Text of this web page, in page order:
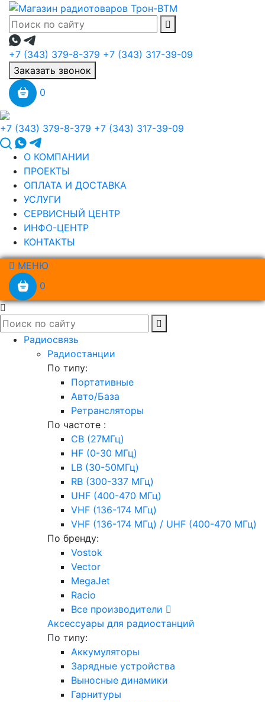
+7 (343) 379-8-379 +7 (343) 317-39-09
Заказать звонок
0
+7 (343) 379-8-379 +7 (343) 317-39-09
О КОМПАНИИ
ПРОЕКТЫ
ОПЛАТА И ДОСТАВКА
УСЛУГИ
СЕРВИСНЫЙ ЦЕНТР
ИНФО-ЦЕНТР
КОНТАКТЫ
МЕНЮ
0
Радиосвязь
Радиостанции
По типу:
Портативные
Авто/База
Ретрансляторы
По частоте :
CB (27МГц)
HF (0-30 МГц)
LB (30-50МГц)
RB (300-337 МГц)
UHF (400-470 МГц)
VHF (136-174 МГц)
VHF (136-174 МГц) / UHF (400-470 МГц)
По бренду:
Vostok
Vector
MegaJet
Racio
Все производители
Аксессуары для радиостанций
По типу:
Аккумуляторы
Зарядные устройства
Выносные динамики
Гарнитуры